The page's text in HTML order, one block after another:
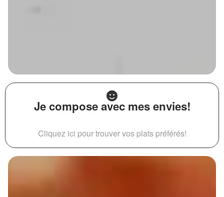
Je compose avec mes envies!
Cliquez ici pour trouver vos plats préférés!